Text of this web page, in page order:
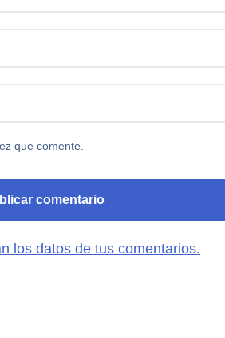
que comente.
los datos de tus comentarios.